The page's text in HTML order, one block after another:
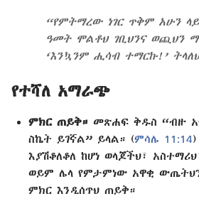
“የምትማረው ነገር ጥቅም አሁን
ዓመት ሞልቶህ ገቢህንና ወጪህን
‘እንኳንም ሒሳብ ተማርኩ!’
የተሻለ አማራጭ
ምክር ጠይቅ። መጽሐፍ ቅዱስ “ብዙ
ስኬት ይገኛል” ይላል። (ምሳሌ 11:14
እያሽቆለቆለ ከሆነ ወላጆችህ፣
ወይም ሌላ የምታምነው አዋቂ
ምክር እንዲሰጥህ ጠይቅ።